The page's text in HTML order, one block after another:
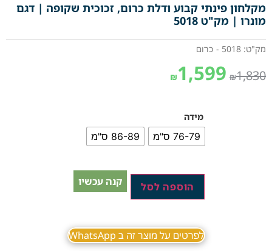
מקלחון פינתי קבוע ודלת כרום, זכוכית שקופה | דגם
מונרו | מק"ט 5018
מק"ט: 5018 - כרום
₪1,830
₪1,599
מידה
76-79 ס"מ 86-89 ס"מ
קנה עכשיו הוספה לסל
לפרטים על מוצר זה ב WhatsApp